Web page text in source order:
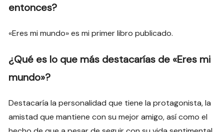
entonces?
«Eres mi mundo» es mi primer libro publicado.
¿Qué es lo que más destacarías de «Eres mi
mundo»?
Destacaría la personalidad que tiene la protagonista, la
amistad que mantiene con su mejor amigo, así como el